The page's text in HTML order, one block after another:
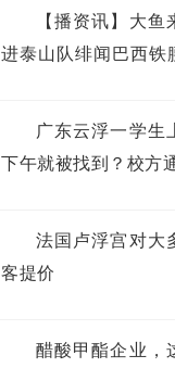
【播资讯】大
进泰山队绯闻巴西铁
广东云浮一学生
下午就被找到？校方
法国卢浮宫对大
客提价
醋酸甲酯企业，